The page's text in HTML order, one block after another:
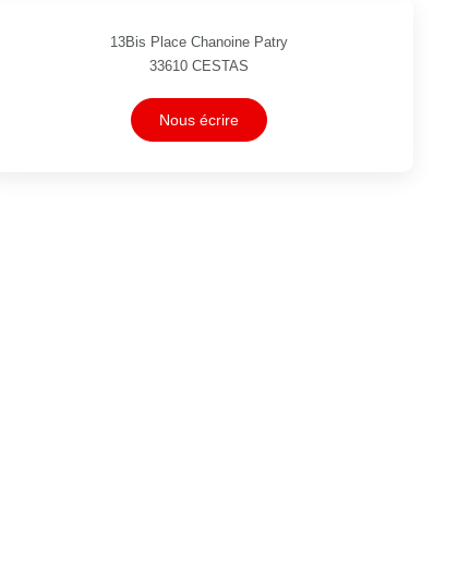
13Bis Place Chanoine Patry
33610 CESTAS
Nous écrire